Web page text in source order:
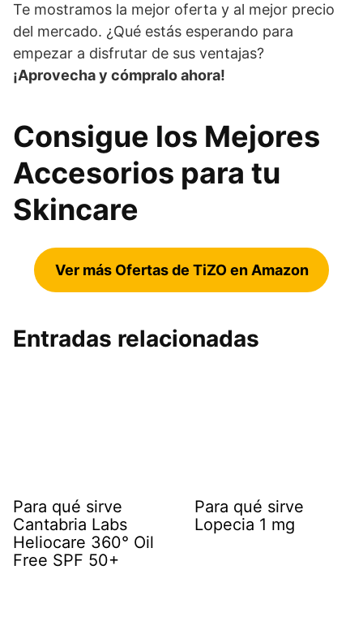
Te mostramos la mejor oferta y al mejor precio
del mercado. ¿Qué estás esperando para
empezar a disfrutar de sus ventajas?
¡Aprovecha y cómpralo ahora!
Consigue los Mejores
Accesorios para tu
Skincare
Ver más Ofertas de TiZO en Amazon
Entradas relacionadas
Para qué sirve
Cantabria Labs
Heliocare 360° Oil
Free SPF 50+
Para qué sirve
Lopecia 1 mg